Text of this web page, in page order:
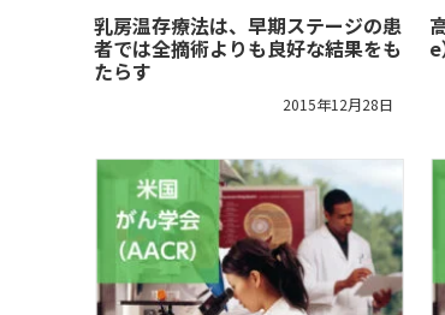
乳房温存療法は、早期ステージの患
者では全摘術よりも良好な結果をも
たらす
2015年12月28日